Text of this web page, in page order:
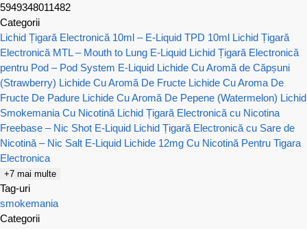
5949348011482
Categorii
Lichid Țigară Electronică 10ml – E-Liquid TPD 10ml Lichid Țigară
Electronică MTL – Mouth to Lung E-Liquid Lichid Țigară Electronică
pentru Pod – Pod System E-Liquid Lichide Cu Aromă de Căpșuni
(Strawberry) Lichide Cu Aromă De Fructe Lichide Cu Aroma De
Fructe De Padure Lichide Cu Aromă De Pepene (Watermelon) Lichid
Smokemania Cu Nicotină Lichid Țigară Electronică cu Nicotina
Freebase – Nic Shot E-Liquid Lichid Țigară Electronică cu Sare de
Nicotină – Nic Salt E-Liquid Lichide 12mg Cu Nicotină Pentru Tigara
Electronica
+7 mai multe
Tag-uri
smokemania
Categorii